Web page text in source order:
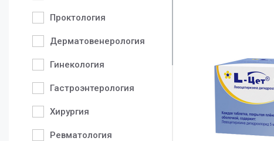
Проктология
Дерматовенерология
Гинекология
Гастроэнтерология
Хирургия
Ревматология